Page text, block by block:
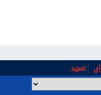
المزيد